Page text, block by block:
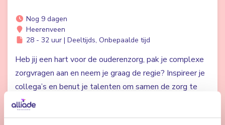
Nog 9 dagen
Heerenveen
28 - 32 uur | Deeltijds, Onbepaalde tijd
Heb jij een hart voor de ouderenzorg, pak je complexe
zorgvragen aan en neem je graag de regie? Inspireer je
collega’s en benut je talenten om samen de zorg te
verbeteren? Dan zoeken we jou.